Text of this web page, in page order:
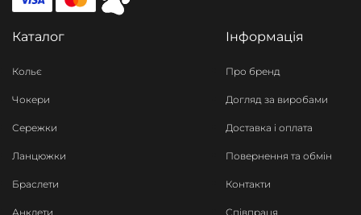
Каталог
Кольє
Чокери
Сережки
Ланцюжки
Браслети
Анклети
Інформація
Про бренд
Догляд за виробами
Доставка і оплата
Повернення та обмін
Контакти
Співпраця